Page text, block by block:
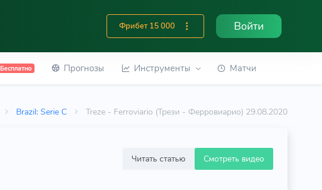
Фрибет 15 000 Войти
Бесплатно Прогнозы Инструменты Матчи
Brazil: Serie C Treze - Ferroviario (Трези - Ферровиарио) 29.08.2020
Читать статью Смотреть видео